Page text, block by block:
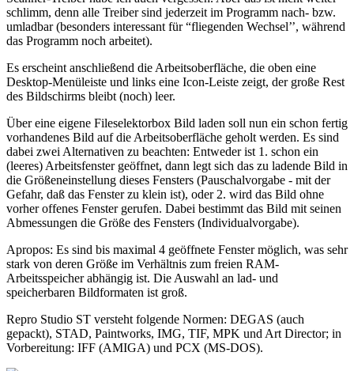
schlimm, denn alle Treiber sind jederzeit im Programm nach- bzw.
umladbar (besonders interessant für “fliegenden Wechsel’’, während
das Programm noch arbeitet).
Es erscheint anschließend die Arbeitsoberfläche, die oben eine
Desktop-Menüleiste und links eine Icon-Leiste zeigt, der große Rest
des Bildschirms bleibt (noch) leer.
Über eine eigene Fileselektorbox Bild laden soll nun ein schon fertig
vorhandenes Bild auf die Arbeitsoberfläche geholt werden. Es sind
dabei zwei Alternativen zu beachten: Entweder ist 1. schon ein
(leeres) Arbeitsfenster geöffnet, dann legt sich das zu ladende Bild in
die Größeneinstellung dieses Fensters (Pauschalvorgabe - mit der
Gefahr, daß das Fenster zu klein ist), oder 2. wird das Bild ohne
vorher offenes Fenster gerufen. Dabei bestimmt das Bild mit seinen
Abmessungen die Größe des Fensters (Individualvorgabe).
Apropos: Es sind bis maximal 4 geöffnete Fenster möglich, was sehr
stark von deren Größe im Verhältnis zum freien RAM-
Arbeitsspeicher abhängig ist. Die Auswahl an lad- und
speicherbaren Bildformaten ist groß.
Repro Studio ST versteht folgende Normen: DEGAS (auch
gepackt), STAD, Paintworks, IMG, TIF, MPK und Art Director; in
Vorbereitung: IFF (AMIGA) und PCX (MS-DOS).